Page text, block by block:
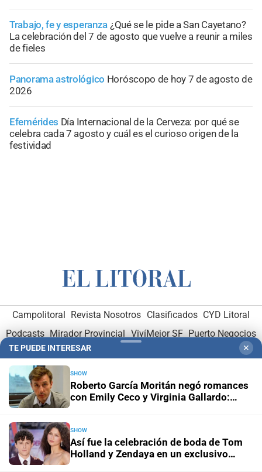
Trabajo, fe y esperanza ¿Qué se le pide a San Cayetano?
La celebración del 7 de agosto que vuelve a reunir a miles
de fieles
Panorama astrológico Horóscopo de hoy 7 de agosto de
2026
Efemérides Día Internacional de la Cerveza: por qué se
celebra cada 7 agosto y cuál es el curioso origen de la
festividad
Campolitoral Revista Nosotros Clasificados CYD Litoral
Podcasts Mirador Provincial VivíMejor SF Puerto Negocios
Notife
Hemeroteca Digital (1930-1979)-Receptorías de avisos
Administración y Publicidad-Elementos institucionales
TE PUEDE INTERESAR ✕
SHOW
Roberto García Moritán negó romances
con Emily Ceco y Virginia Gallardo:
SHOW
Así fue la celebración de boda de Tom
Holland y Zendaya en un exclusivo